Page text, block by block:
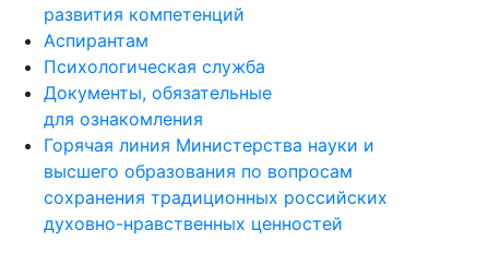
развития компетенций
Аспирантам
Психологическая служба
Документы, обязательные
для ознакомления
Горячая линия Министерства науки и
высшего образования по вопросам
сохранения традиционных российских
духовно-нравственных ценностей